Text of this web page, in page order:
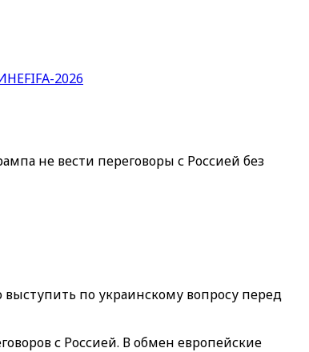
FIFA-2026
не вести переговоры с Россией без
по украинскому вопросу перед
с Россией. В обмен европейские